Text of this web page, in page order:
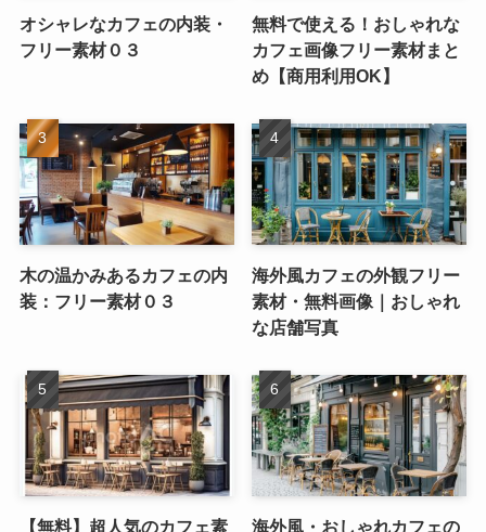
オシャレなカフェの内装・
フリー素材０３
無料で使える！おしゃれな
カフェ画像フリー素材まと
め【商用利用OK】
木の温かみあるカフェの内
装：フリー素材０３
海外風カフェの外観フリー
素材・無料画像｜おしゃれ
な店舗写真
【無料】超人気のカフェ素
海外風・おしゃれカフェの